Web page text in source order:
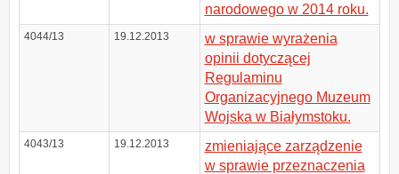
narodowego w 2014 roku.
4044/13 19.12.2013
w sprawie wyrażenia
opinii dotyczącej
Regulaminu
Organizacyjnego Muzeum
Wojska w Białymstoku.
4043/13 19.12.2013
zmieniające zarządzenie
w sprawie przeznaczenia